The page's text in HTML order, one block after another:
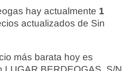
hay actualmente 1
actualizados de Sin
más barata hoy es